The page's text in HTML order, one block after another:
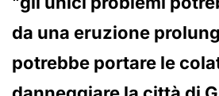
da una eruzione
potrebbe portare le